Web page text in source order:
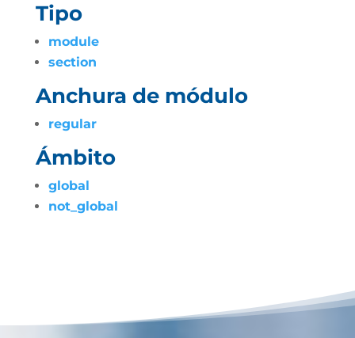
Tipo
module
section
Anchura de módulo
regular
Ámbito
global
not_global